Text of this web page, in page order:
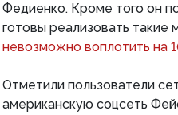
Федиенко. Кроме того он
готовы реализовать
невозможно воплотить на
Отметили пользователи
американскую соцсеть